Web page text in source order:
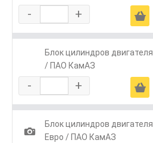
- + Ä
Блок цилиндров двигателя
/ ПАО КамАЗ
- + Ä
1
Блок цилиндров двигателя
Евро / ПАО КамАЗ